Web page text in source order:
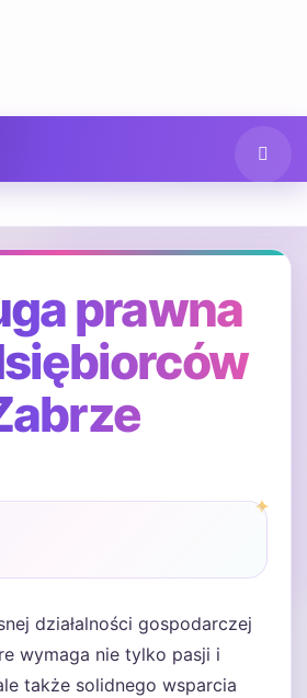
prawna
działalności gospodarczej
wymaga nie tylko pasji i
także solidnego wsparcia